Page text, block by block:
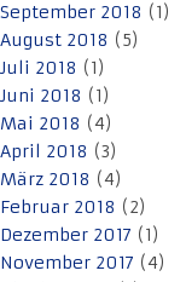
September 2018 (1)
August 2018 (5)
Juli 2018 (1)
Juni 2018 (1)
Mai 2018 (4)
April 2018 (3)
März 2018 (4)
Februar 2018 (2)
Dezember 2017 (1)
November 2017 (4)